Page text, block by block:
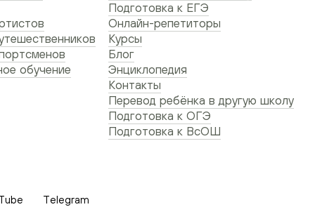
Подготовка к ЕГЭ
Онлайн-репетиторы
Курсы
Блог
Энциклопедия
Контакты
Перевод ребёнка в другую школу
Подготовка к ОГЭ
Подготовка к ВсОШ
обучение
Telegram